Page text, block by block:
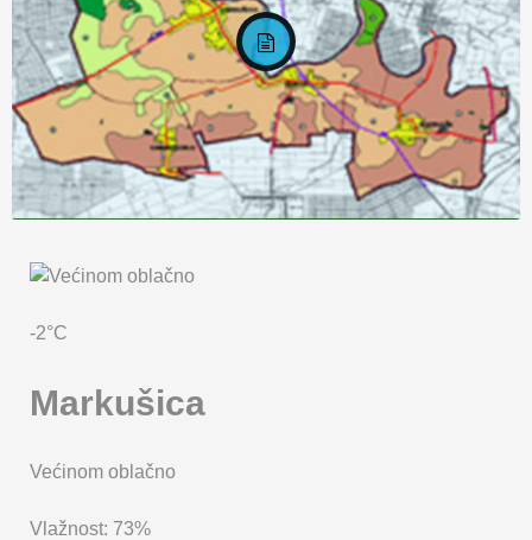
-2°C
Markušica
Većinom oblačno
Vlažnost: 73%